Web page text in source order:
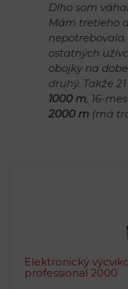
Dlho som
Mám tretieho
ostatných
obojky na
druhý. Takže
1000 m, 16-
2000 m (má
Elektronický
professional 2000